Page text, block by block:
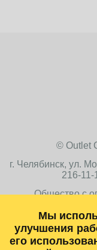
© Outlet
г. Челябинск, ул.
216-11-
Общество с
ИНН
1454138,
Мы
улучшения
его